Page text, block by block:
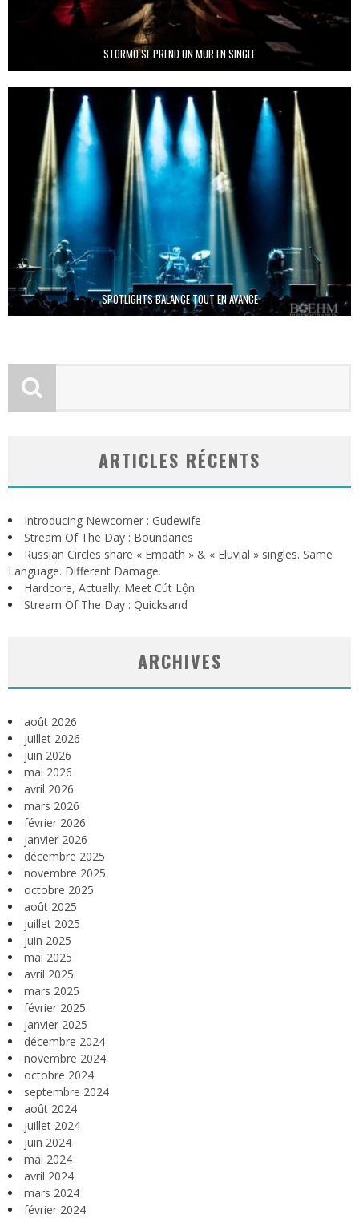
STORMO SE PREND UN MUR EN SINGLE
SPOTLIGHTS BALANCE TOUT EN AVANCE
ARTICLES RÉCENTS
Introducing Newcomer : Gudewife
Stream Of The Day : Boundaries
Russian Circles share « Empath » & « Eluvial » singles. Same
Language. Different Damage.
Hardcore, Actually. Meet Cút Lộn
Stream Of The Day : Quicksand
ARCHIVES
août 2026
juillet 2026
juin 2026
mai 2026
avril 2026
mars 2026
février 2026
janvier 2026
décembre 2025
novembre 2025
octobre 2025
août 2025
juillet 2025
juin 2025
mai 2025
avril 2025
mars 2025
février 2025
janvier 2025
décembre 2024
novembre 2024
octobre 2024
septembre 2024
août 2024
juillet 2024
juin 2024
mai 2024
avril 2024
mars 2024
février 2024